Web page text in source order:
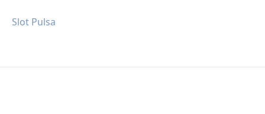
Slot Pulsa